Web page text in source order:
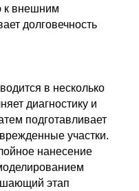
к внешним
долговечность
в несколько
диагностику и
подготавливает
участки.
нанесение
этап